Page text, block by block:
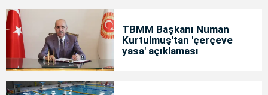
TBMM Başkanı Numan
Kurtulmuş'tan 'çerçeve
yasa' açıklaması